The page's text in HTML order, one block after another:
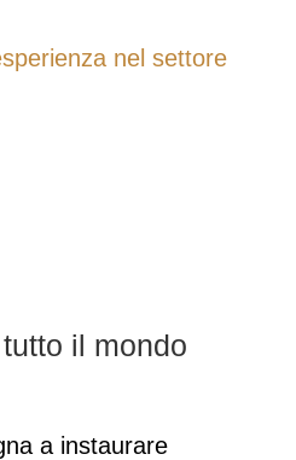
nel settore
il mondo
a instaurare